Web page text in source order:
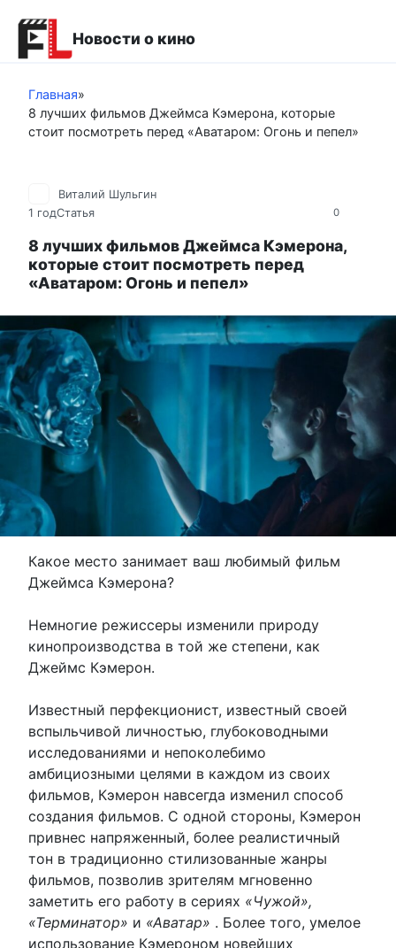
контенту
Новости о кино
Главная»
8 лучших фильмов Джеймса Кэмерона, которые
стоит посмотреть перед «Аватаром: Огонь и пепел»
0
Виталий Шульгин
1 годСтатья
8 лучших фильмов Джеймса Кэмерона,
которые стоит посмотреть перед
«Аватаром: Огонь и пепел»
Какое место занимает ваш любимый фильм
Джеймса Кэмерона?
Немногие режиссеры изменили природу
кинопроизводства в той же степени, как
Джеймс Кэмерон.
Известный перфекционист, известный своей
вспыльчивой личностью, глубоководными
исследованиями и непоколебимо
амбициозными целями в каждом из своих
фильмов, Кэмерон навсегда изменил способ
создания фильмов. С одной стороны, Кэмерон
привнес напряженный, более реалистичный
тон в традиционно стилизованные жанры
фильмов, позволив зрителям мгновенно
заметить его работу в сериях «Чужой»,
«Терминатор» и «Аватар» . Более того, умелое
использование Кэмероном новейших